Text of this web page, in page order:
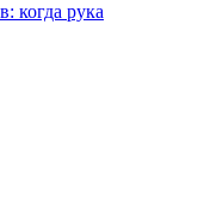
когда рука